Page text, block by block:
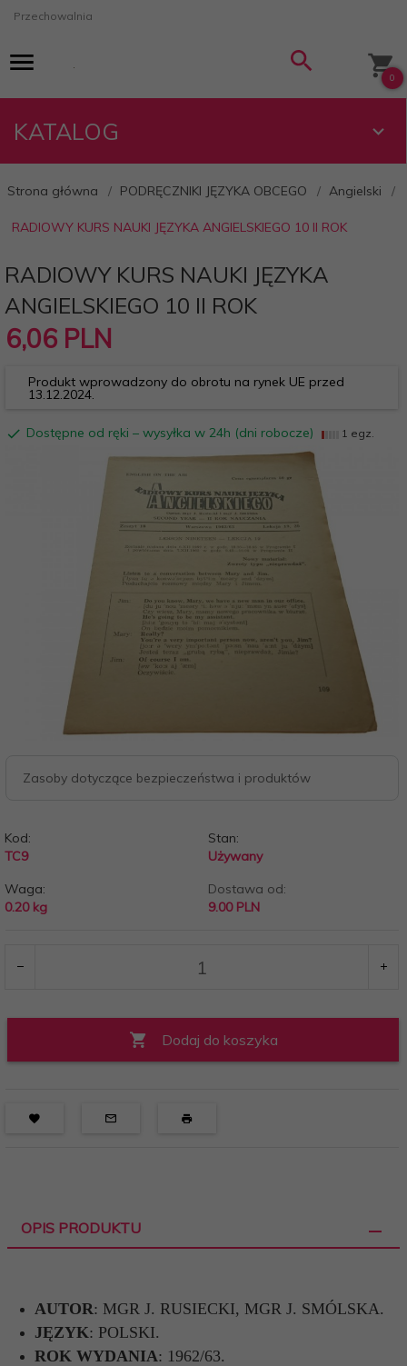
Przechowalnia
0
KATALOG
Strona główna PODRĘCZNIKI JĘZYKA OBCEGO Angielski
RADIOWY KURS NAUKI JĘZYKA ANGIELSKIEGO 10 II ROK
RADIOWY KURS NAUKI JĘZYKA
ANGIELSKIEGO 10 II ROK
6,06 PLN
Produkt wprowadzony do obrotu na rynek UE przed
13.12.2024.
Dostępne od ręki – wysyłka w 24h (dni robocze) 1 egz.
Zasoby dotyczące bezpieczeństwa i produktów
Kod:
TC9
Stan:
Używany
Waga:
0.20 kg
Dostawa od:
9.00 PLN
Dodaj do koszyka
OPIS PRODUKTU
AUTOR: MGR J. RUSIECKI, MGR J. SMÓLSKA.
JĘZYK: POLSKI.
ROK WYDANIA: 1962/63.